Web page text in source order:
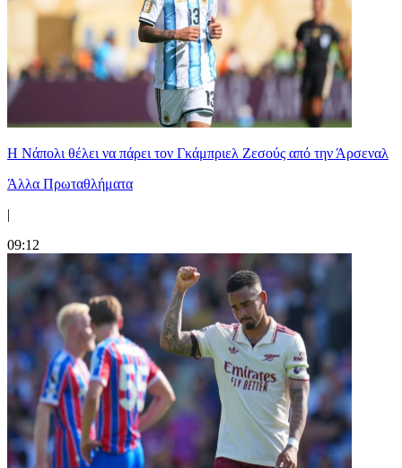
Η Νάπολι θέλει να πάρει τον Γκάμπριελ Ζεσούς από την Άρσεναλ
Άλλα Πρωταθλήματα
|
09:12